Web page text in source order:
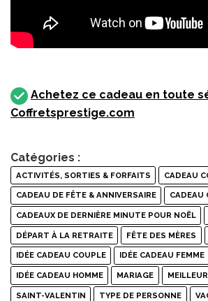
Achetez ce cadeau en toute
Coffretsprestige.com
Catégories :
ACTIVITÉS, SORTIES & FORFAITS CADEAU
CADEAU DE FÊTE & ANNIVERSAIRE CADEAU
CADEAUX DE DERNIÈRE MINUTE POUR NOËL
DÉPART À LA RETRAITE FÊTE DES MÈRES
IDÉE CADEAU COUPLE IDÉE CADEAU FEMME
IDÉE CADEAU HOMME MARIAGE
SAINT-VALENTIN TYPE DE PERSONNE